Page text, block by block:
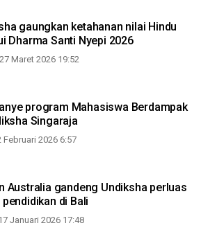
gaungkan ketahanan nilai Hindu
Dharma Santi Nyepi 2026
Maret 2026 19:52
program Mahasiswa Berdampak
Singaraja
Februari 2026 6:57
Australia gandeng Undiksha perluas
di Bali
Januari 2026 17:48